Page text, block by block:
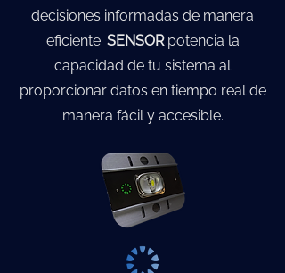
decisiones informadas de manera
eficiente. SENSORpotencia la
capacidad de tu sistema al
proporcionar datos en tiempo real de
manera fácil y accesible.